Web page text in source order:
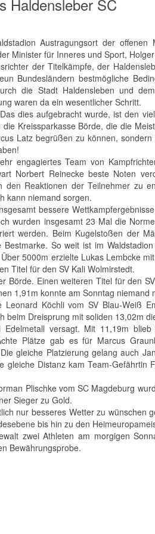
Haldensleber SC
Austragungsort der offenen
Minister für Inneres und Sport,
der Titelkämpfe, der
Bundesländern bestmögliche
die Stadt Haldensleben und
waren da ein wesentlicher Schritt.
dies aufgebracht wurde, ist den
Kreissparkasse Börde, die die
Latz begrüßen zu können,
engagiertes Team von
Norbert Reinecke beste Noten
Reaktionen der Teilnehmer zu
kann niemand sorgen.
bessere
wurden insgesamt 23 Mal die
werden. Beim Kugelstoßen der
So weit ist im
5000m erzielte Lukas Lembcke
Titel für den SV Kali Wolmirstedt.
Börde. Einen weiteren Titel für den
1,91m konnte am Sonntag niemand
Köchli vom SV Blau-Weiß
Dreisprung mit soliden 13,02m
versagt. Mit 11,19m
Plätze gab es für Marcus
gleiche Platzierung gelang auch
Distanz kam Team-Gefährtin
Plischke vom SC Magdeburg
Sieger zu Gold.
nur besseres Wetter zu wünschen
bis hin zu den
zwei Athleten am morgigen
Bewährungsprobe.